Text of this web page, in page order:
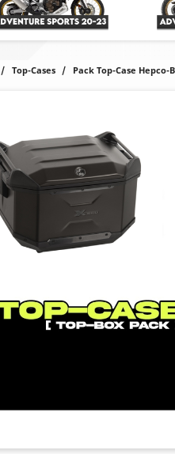
Top-Cases Pack Top-Case